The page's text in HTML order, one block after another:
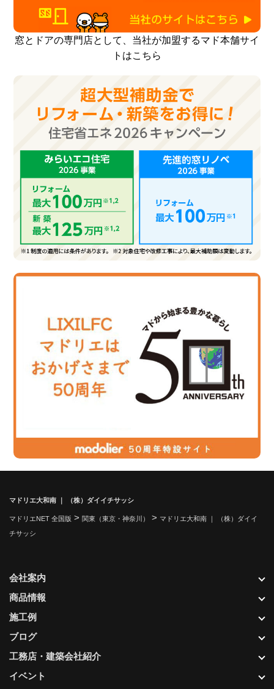
窓とドアの専門店として、当社が加盟するマド本舗サイ
トはこちら
マドリエ大和南 ｜ （株）ダイイチサッシ
マドリエNET 全国版 > 関東（東京・神奈川） > マドリエ大和南 ｜ （株）ダイイ
チサッシ
会社案内
商品情報
施工例
ブログ
工務店・建築会社紹介
イベント